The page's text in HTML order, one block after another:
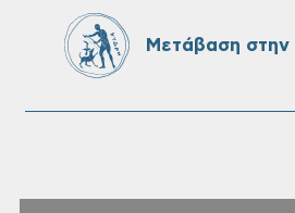
Δήμου Χανίων
Μετάβαση στην